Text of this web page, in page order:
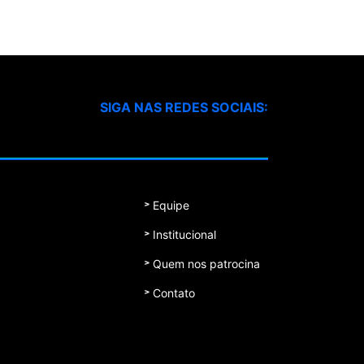
SIGA NAS REDES SOCIAIS:
Equipe
Institucional
Quem nos patrocina
Contato